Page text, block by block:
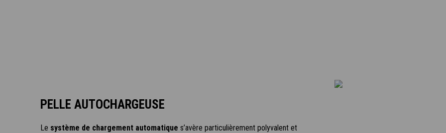
PELLE AUTOCHARGEUSE
Le système de chargement automatique s’avère particulièrement polyvalent et